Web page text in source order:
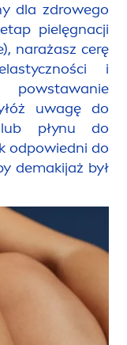
dla zdrowego
pielęgnacji
narażasz cerę
i
uwagę do
płynu do
odpowiedni do
demakijaż był